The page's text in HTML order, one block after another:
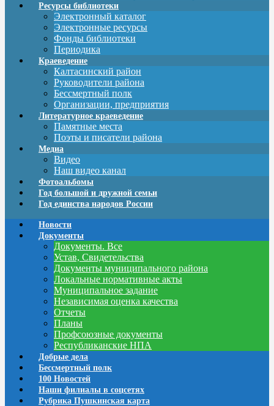
Ресурсы библиотеки
Электронный каталог
Электронные ресурсы
Фонды библиотеки
Периодика
Краеведение
Калтасинский район
Руководители района
Бессмертный полк
Организации, предприятия
Литературное краеведение
Памятные места
Поэты и писатели района
Медиа
Видео
Наш видео канал
Фотоальбомы
Год большой и дружной семьи
Год единства народов России
Новости
Документы
Документы. Все
Устав, Свидетельства
Документы муниципального района
Локальные нормативные акты
Муниципальное задание
Независимая оценка качества
Отчеты
Планы
Профсоюзные документы
Республиканские НПА
Добрые дела
Бессмертный полк
100 Новостей
Наши филиалы в соцсетях
Рубрика Пушкинская карта